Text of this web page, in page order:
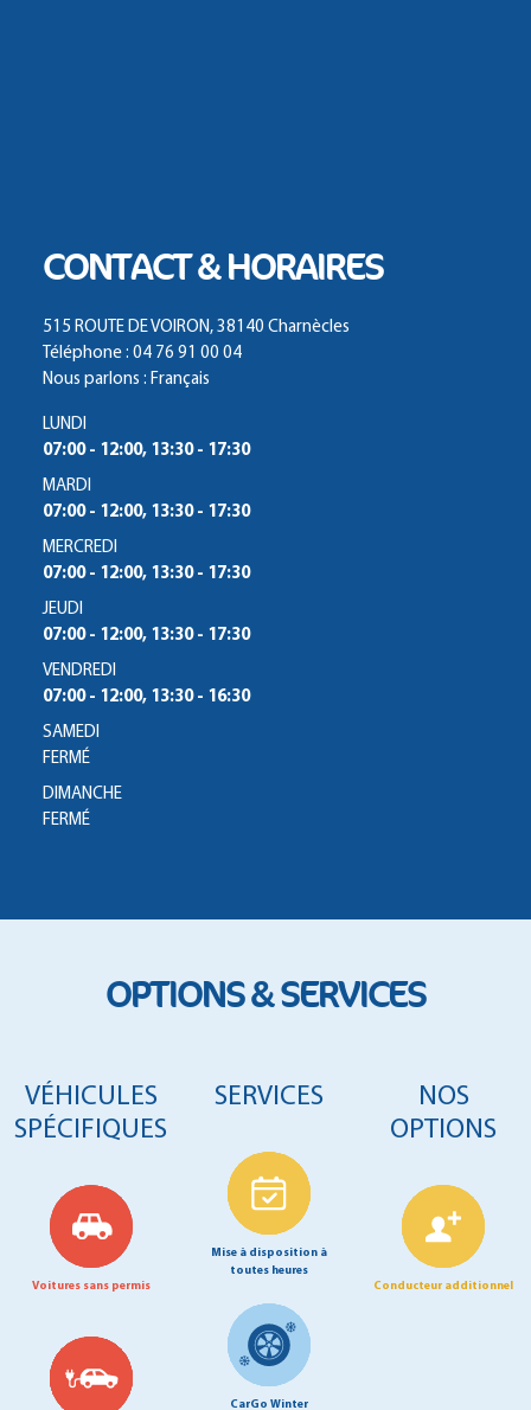
CONTACT & HORAIRES
515 ROUTE DE VOIRON, 38140 Charnècles
Téléphone : 04 76 91 00 04
Nous parlons : Français
LUNDI
07:00 - 12:00, 13:30 - 17:30
MARDI
07:00 - 12:00, 13:30 - 17:30
MERCREDI
07:00 - 12:00, 13:30 - 17:30
JEUDI
07:00 - 12:00, 13:30 - 17:30
VENDREDI
07:00 - 12:00, 13:30 - 16:30
SAMEDI
FERMÉ
DIMANCHE
FERMÉ
OPTIONS & SERVICES
VÉHICULES
SPÉCIFIQUES
Voitures sans permis
SERVICES
Mise à disposition à
toutes heures
CarGo Winter
NOS
OPTIONS
Conducteur additionnel